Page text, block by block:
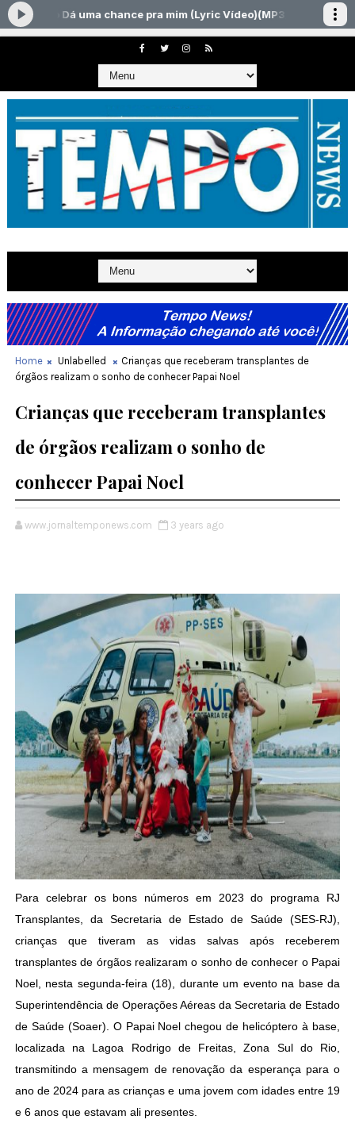
Home Unlabelled
Crianças que receberam transplantes de
órgãos realizam o sonho de conhecer Papai Noel
Crianças que receberam transplantes
de órgãos realizam o sonho de
conhecer Papai Noel
www.jornaltemponews.com 3 years ago
Para celebrar os bons números em 2023 do programa RJ
Transplantes, da Secretaria de Estado de Saúde (SES-RJ),
crianças que tiveram as vidas salvas após receberem
transplantes de órgãos realizaram o sonho de conhecer o Papai
Noel, nesta segunda-feira (18), durante um evento na base da
Superintendência de Operações Aéreas da Secretaria de Estado
de Saúde (Soaer). O Papai Noel chegou de helicóptero à base,
localizada na Lagoa Rodrigo de Freitas, Zona Sul do Rio,
transmitindo a mensagem de renovação da esperança para o
ano de 2024 para as crianças e uma jovem com idades entre 19
e 6 anos que estavam ali presentes.